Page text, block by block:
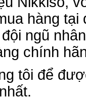
hàng
ngũ
chính
tôi để